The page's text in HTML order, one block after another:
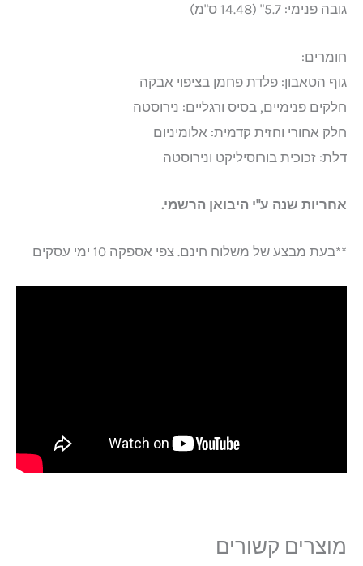
גובה פנימי: 5.7" (14.48 ס"מ)
חומרים:
גוף הטאבון: פלדת פחמן בציפוי אבקה
חלקים פנימיים, בסיס ורגליים: נירוסטה
חלק אחורי וחזית קדמית: אלומיניום
דלת: זכוכית בורוסיליקט ונירוסטה
אחריות שנה ע"י היבואן הרשמי.
**בעת מבצע של משלוח חינם. צפי אספקה 10 ימי עסקים
מוצרים קשורים